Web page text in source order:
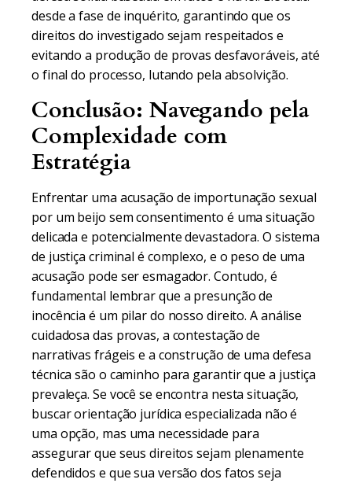
desde a fase de inquérito, garantindo que os
direitos do investigado sejam respeitados e
evitando a produção de provas desfavoráveis, até
o final do processo, lutando pela absolvição.
Conclusão: Navegando pela
Complexidade com
Estratégia
Enfrentar uma acusação de importunação sexual
por um beijo sem consentimento é uma situação
delicada e potencialmente devastadora. O sistema
de justiça criminal é complexo, e o peso de uma
acusação pode ser esmagador. Contudo, é
fundamental lembrar que a presunção de
inocência é um pilar do nosso direito. A análise
cuidadosa das provas, a contestação de
narrativas frágeis e a construção de uma defesa
técnica são o caminho para garantir que a justiça
prevaleça. Se você se encontra nesta situação,
buscar orientação jurídica especializada não é
uma opção, mas uma necessidade para
assegurar que seus direitos sejam plenamente
defendidos e que sua versão dos fatos seja